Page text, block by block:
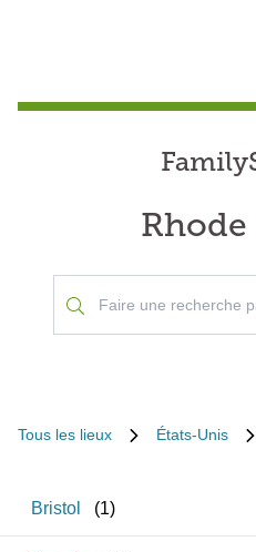
Tous les lieux États-Unis
Bristol (1)